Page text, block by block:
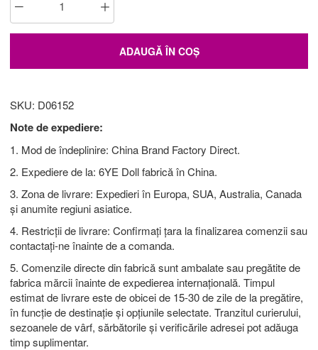
ADAUGĂ ÎN COȘ
SKU: D06152
Note de expediere:
1. Mod de îndeplinire: China Brand Factory Direct.
2. Expediere de la: 6YE Doll fabrică în China.
3. Zona de livrare: Expedieri în Europa, SUA, Australia, Canada
și anumite regiuni asiatice.
4. Restricții de livrare: Confirmați țara la finalizarea comenzii sau
contactați-ne înainte de a comanda.
5. Comenzile directe din fabrică sunt ambalate sau pregătite de
fabrica mărcii înainte de expedierea internațională. Timpul
estimat de livrare este de obicei de 15-30 de zile de la pregătire,
în funcție de destinație și opțiunile selectate. Tranzitul curierului,
sezoanele de vârf, sărbătorile și verificările adresei pot adăuga
timp suplimentar.